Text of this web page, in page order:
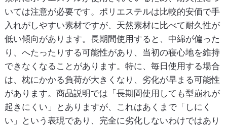
いては注意が必要です。ポリエステルは比較的安価で手
入れがしやすい素材ですが、天然素材に比べて耐久性が
低い傾向があります。長期間使用すると、中綿が偏った
り、へたったりする可能性があり、当初の寝心地を維持
できなくなることがあります。特に、毎日使用する場合
は、枕にかかる負荷が大きくなり、劣化が早まる可能性
があります。商品説明では「長期間使用しても型崩れが
起きにくい」とありますが、これはあくまで「しにく
い」という表現であり、完全に劣化しないわけではあり